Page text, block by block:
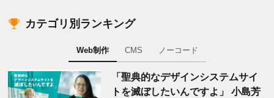
カテゴリ別ランキング
Web制作 CMS ノーコード
「聖典的なデザインシステムサイ
トを滅ぼしたいんですよ」 小島芳